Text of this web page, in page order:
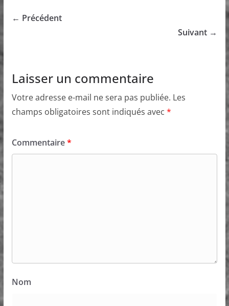
← Précédent
Suivant →
Laisser un commentaire
Votre adresse e-mail ne sera pas publiée. Les
champs obligatoires sont indiqués avec *
Commentaire*
Nom